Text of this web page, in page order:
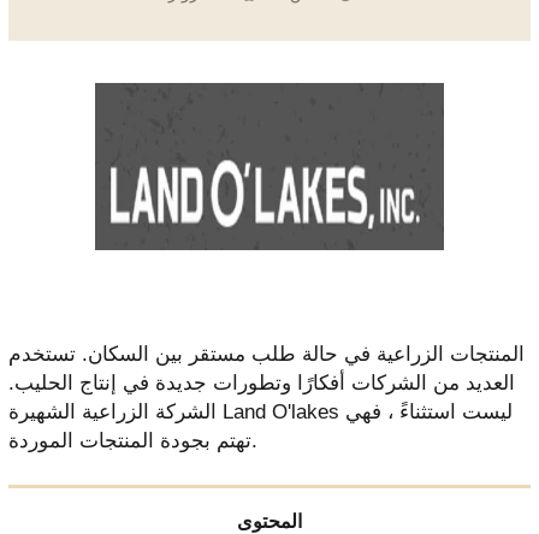
المنتجات الزراعية في حالة طلب مستقر بين السكان. تستخدم
العديد من الشركات أفكارًا وتطورات جديدة في إنتاج الحليب.
الشركة الزراعية الشهيرة Land O'lakes ليست استثناءً ، فهي
تهتم بجودة المنتجات الموردة.
المحتوى